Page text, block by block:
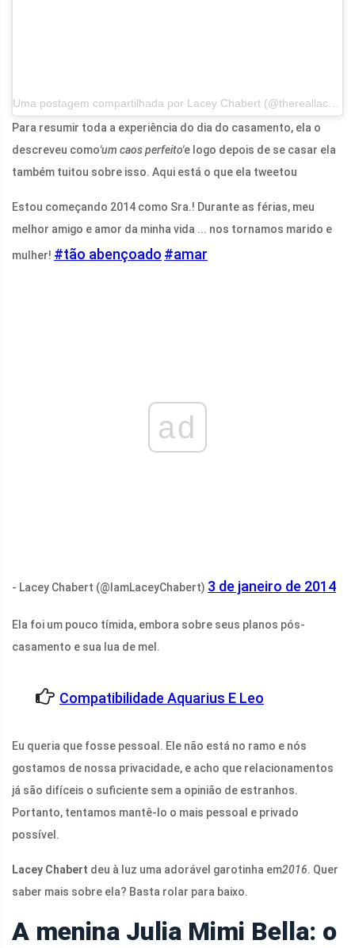
Para resumir toda a experiência do dia do casamento, ela o
descreveu como'um caos perfeito'e logo depois de se casar ela
também tuitou sobre isso. Aqui está o que ela tweetou
Estou começando 2014 como Sra.! Durante as férias, meu
melhor amigo e amor da minha vida ... nos tornamos marido e
mulher! #tão abençoado #amar
ad
- Lacey Chabert (@IamLaceyChabert) 3 de janeiro de 2014
Ela foi um pouco tímida, embora sobre seus planos pós-
casamento e sua lua de mel.
Compatibilidade Aquarius E Leo
Eu queria que fosse pessoal. Ele não está no ramo e nós
gostamos de nossa privacidade, e acho que relacionamentos
já são difíceis o suficiente sem a opinião de estranhos.
Portanto, tentamos mantê-lo o mais pessoal e privado
possível.
Lacey Chabert deu à luz uma adorável garotinha em2016. Quer
saber mais sobre ela? Basta rolar para baixo.
A menina Julia Mimi Bella: o